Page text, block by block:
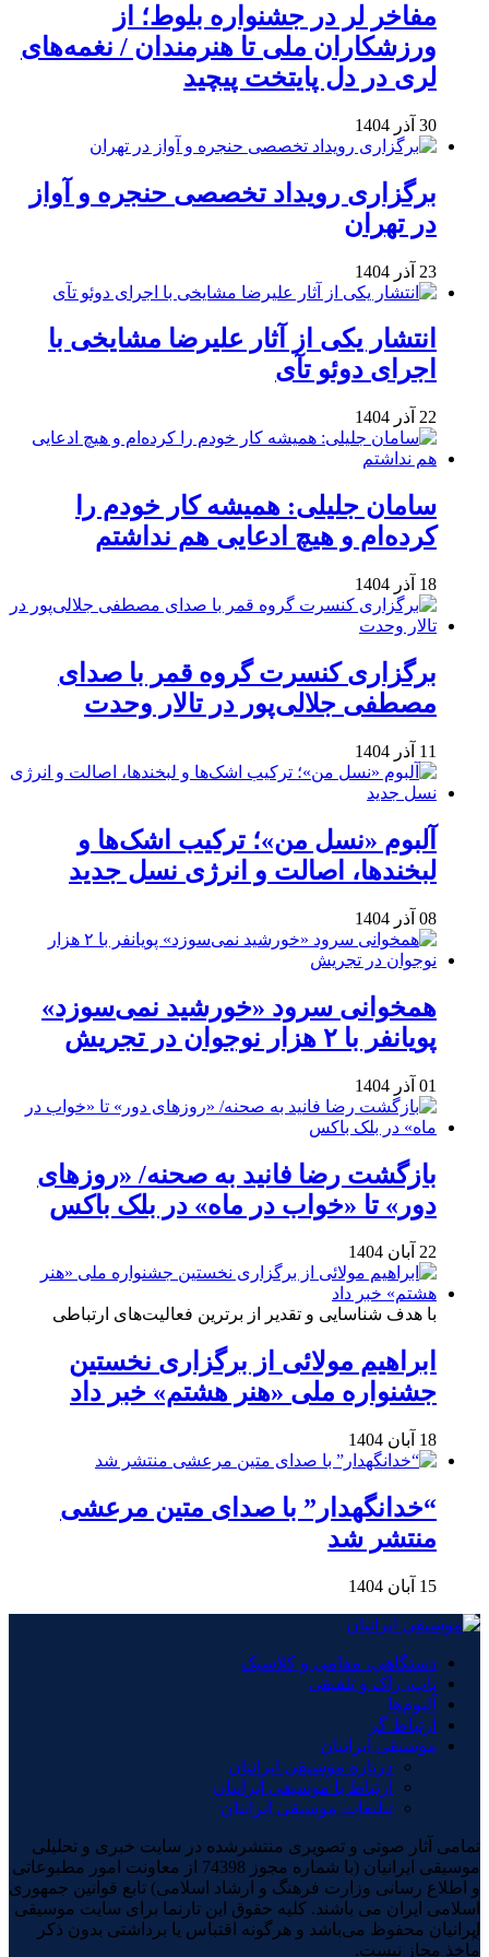
×
مفاخر لر در جشنواره بلوط؛ از
ورزشکاران ملی تا هنرمندان / نغمه‌های
لری در دل پایتخت پیچید
30 آذر 1404
برگزاری رویداد تخصصی حنجره و آواز
در تهران
23 آذر 1404
انتشار یکی از آثار علیرضا مشایخی با
اجرای دوئو تآی
22 آذر 1404
سامان جلیلی: همیشه کار خودم را
کرده‌ام و هیچ ادعایی هم نداشتم
18 آذر 1404
برگزاری کنسرت گروه قمر با صدای
مصطفی جلالی‌پور در تالار وحدت
11 آذر 1404
آلبوم «نسل من»؛ ترکیب اشک‌ها و
لبخندها، اصالت و انرژی نسل جدید
08 آذر 1404
همخوانی سرود «خورشید نمی‌سوزد»
پویانفر با ۲ هزار نوجوان در تجریش
01 آذر 1404
بازگشت رضا فانید به صحنه/ «روزهای
دور» تا «خواب در ماه» در بلک باکس
22 آبان 1404
با هدف شناسایی و تقدیر از برترین فعالیت‌های ارتباطی
ابراهیم مولائی از برگزاری نخستین
جشنواره ملی «هنر هشتم» خبر داد
18 آبان 1404
“خدانگهدار” با صدای متین مرعشی
منتشر شد
15 آبان 1404
دستگاهی، مقامی و کلاسیک
پاپ، راک و تلفیقی
آلبوم‌ها
ارتباط گر
موسیقی ایرانیان
درباره موسیقی ایرانیان
ارتباط با موسیقی ایرانیان
تبلیغات موسیقی ایرانیان
تمامی آثار صوتی و تصویری منتشرشده در سایت خبری و تحلیلی
موسیقی ایرانیان (با شماره مجوز 74398 از معاونت امور مطبوعاتی
و اطلاع رسانی وزارت فرهنگ و ارشاد اسلامی) تابع قوانین جمهوری
اسلامی ایران می باشند. کلیه حقوق این تارنما برای سایت موسیقی
ایرانیان محفوظ می‌باشد و هرگونه اقتباس یا برداشتی بدون ذکر
ماخذ مجاز نیست.